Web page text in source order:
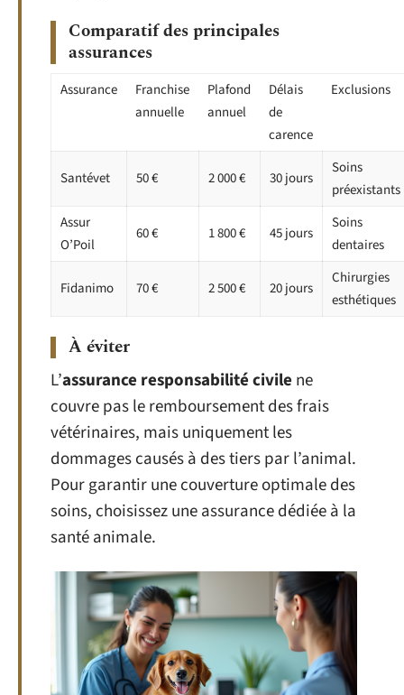
Comparatif des principales
assurances
Assurance
Franchise
annuelle
Plafond
annuel
Délais
de
carence
Exclusions
Santévet 50 € 2 000 € 30 jours
Soins
préexistants
Assur
O’Poil
60 € 1 800 € 45 jours
Soins
dentaires
Fidanimo 70 € 2 500 € 20 jours
Chirurgies
esthétiques
À éviter
L’assurance responsabilité civile ne
couvre pas le remboursement des frais
vétérinaires, mais uniquement les
dommages causés à des tiers par l’animal.
Pour garantir une couverture optimale des
soins, choisissez une assurance dédiée à la
santé animale.